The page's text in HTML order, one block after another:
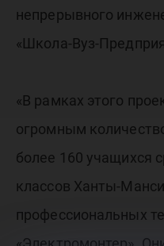
непрерывного
«Школа-Вуз-
«В рамках этого
огромным
более 160 учащихся
классов Ханты-
профессиональных